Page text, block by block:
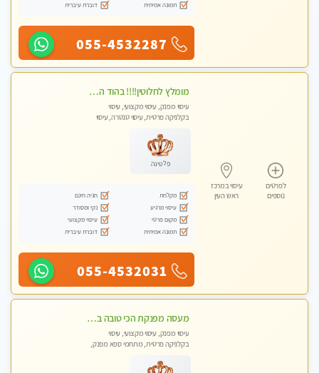
תמונה אמיתית
דוברת עיברית
055-4532287
לפרטים
נוספים
עיסוי במרכז
ראש העין
מומלץ לחלוטין!!!! בהוד השרון מעסה מקצועית לעיסוי ברמה גבוהה VIP תתקשר .....
עיסוי מפנק, עיסוי מקצועי, עיסוי
בקלניקה פרטית, עיסוי טנטרה, עיסוי
פלטינה
מקלחת
חניה חינם
עיסוי מרגיע
נקי ומסודר
מקום פרטי
עיסוי מקצועי
תמונה אמיתית
דוברת עיברית
055-4532031
מעסה מפנקת הכי טובה בעיר במרכז העיר כל סוגי העיסויים מעסה מקצועית ואיכותית פרטי!!!מומלץ לחלוטין!!
עיסוי מפנק, עיסוי מקצועי, עיסוי
בקלניקה פרטית, מתחמי ספא מפנק,